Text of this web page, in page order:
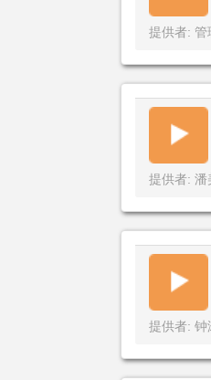
提供者: 管
提供者: 潘
提供者: 钟